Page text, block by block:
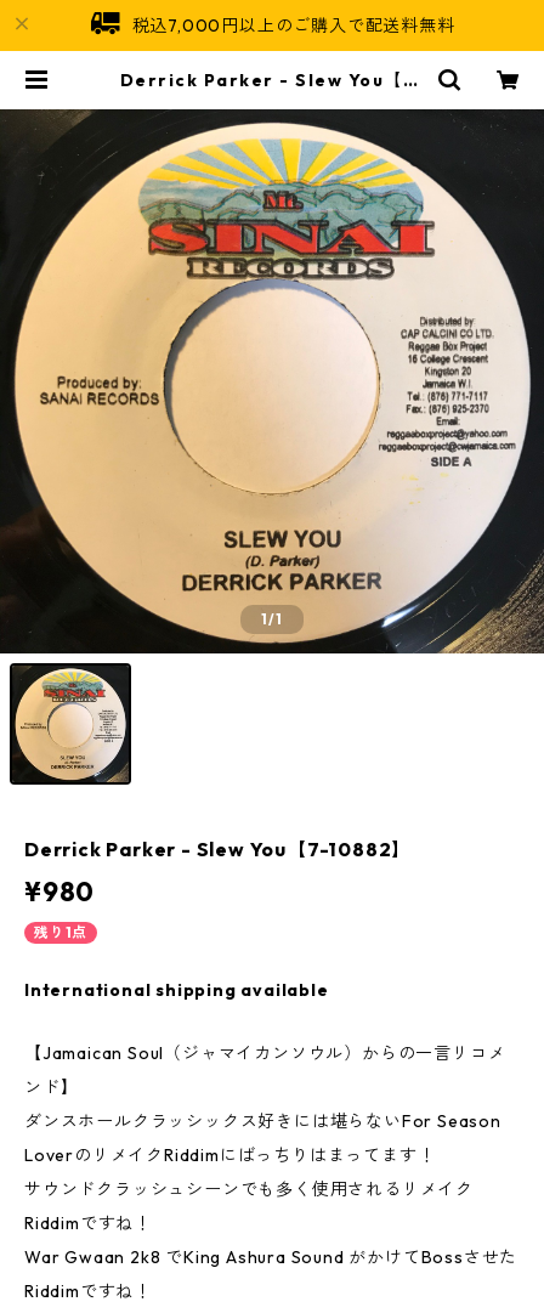
税込7,000円以上のご購入で配送料無料
Derrick Parker - Slew You【7-
1/1
Derrick Parker - Slew You【7-10882】
¥980
残り1点
International shipping available
【Jamaican Soul（ジャマイカンソウル）からの一言リコメ
ンド】
ダンスホールクラッシックス好きには堪らないFor Season
LoverのリメイクRiddimにばっちりはまってます！
サウンドクラッシュシーンでも多く使用されるリメイク
Riddimですね！
War Gwaan 2k8 でKing Ashura Sound がかけてBossさせた
Riddimですね！